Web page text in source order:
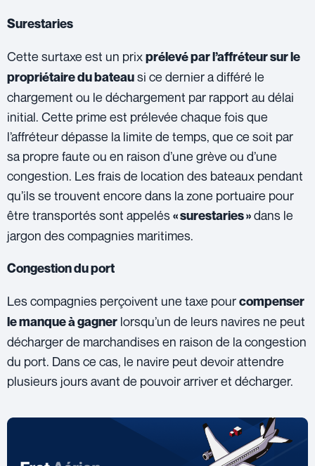
Surestaries
Cette surtaxe est un prixprélevé par l’affréteur sur le
propriétaire du bateausi ce dernier a différé le
chargement ou le déchargement par rapport au délai
initial. Cette prime est prélevée chaque fois que
l’affréteur dépasse la limite de temps, que ce soit par
sa propre faute ou en raison d’une grève ou d’une
congestion. Les frais de location des bateaux pendant
qu’ils se trouvent encore dans la zone portuaire pour
être transportés sont appelés« surestaries »dans le
jargon des compagnies maritimes.
Congestion du port
Les compagnies perçoivent une taxe pourcompenser
le manque à gagner lorsqu’un de leurs navires ne peut
décharger de marchandises en raison de la congestion
du port. Dans ce cas, le navire peut devoir attendre
plusieurs jours avant de pouvoir arriver et décharger.